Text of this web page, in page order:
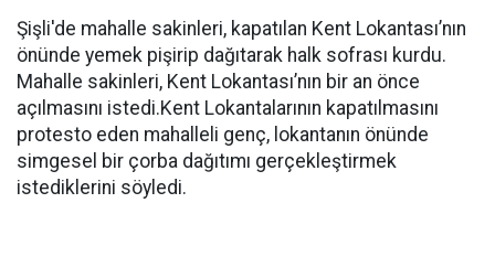
Şişli'de mahalle sakinleri, kapatılan Kent Lokantası’nın
önünde yemek pişirip dağıtarak halk sofrası kurdu.
Mahalle sakinleri, Kent Lokantası’nın bir an önce
açılmasını istedi.Kent Lokantalarının kapatılmasını
protesto eden mahalleli genç, lokantanın önünde
simgesel bir çorba dağıtımı gerçekleştirmek
istediklerini söyledi.